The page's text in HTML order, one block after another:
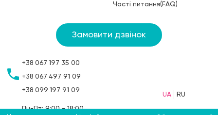
Часті питання(FAQ)
Замовити дзвінок
+38 067 197 35 00
+38 067 497 91 09
+38 099 197 91 09
Пн-Пт: 9:00 - 18:00
UA RU